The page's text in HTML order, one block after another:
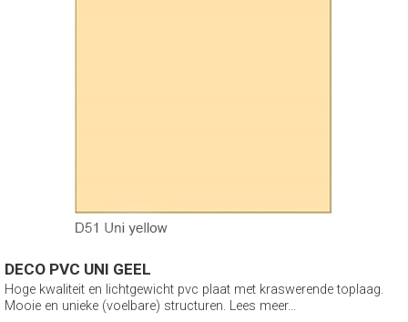
DECO PVC UNI GEEL
Hoge kwaliteit en lichtgewicht pvc plaat met kraswerende toplaag.
Mooie en unieke (voelbare) structuren. Lees meer...